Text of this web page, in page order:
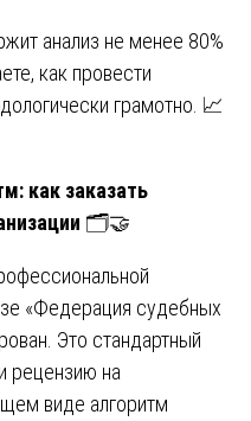
анализ не менее 80%
как провести
грамотно. 📈
как заказать
🗂️🤝
«Федерация судебных
Это стандартный
рецензию на
виде алгоритм